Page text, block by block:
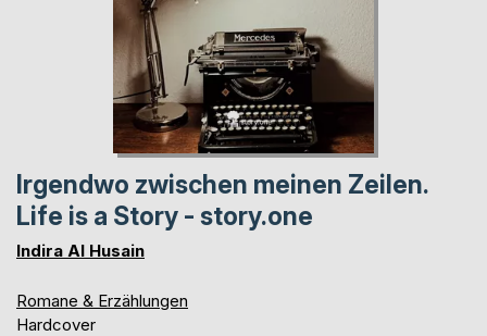
Irgendwo zwischen meinen Zeilen.
Life is a Story - story.one
Indira Al Husain
Romane & Erzählungen
Hardcover